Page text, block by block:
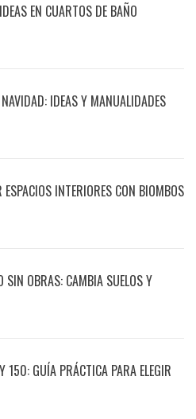
EN CUARTOS DE BAÑO
IDEAS Y MANUALIDADES
INTERIORES CON BIOMBOS
SIN OBRAS: CAMBIA SUELOS Y
150: GUÍA PRÁCTICA PARA ELEGIR